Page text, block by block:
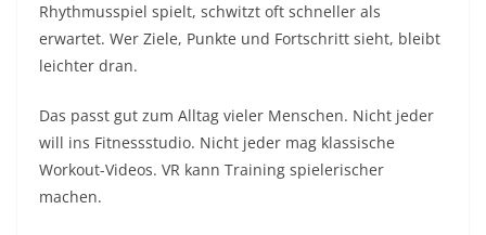
Rhythmusspiel spielt, schwitzt oft schneller als
erwartet. Wer Ziele, Punkte und Fortschritt sieht, bleibt
leichter dran.
Das passt gut zum Alltag vieler Menschen. Nicht jeder
will ins Fitnessstudio. Nicht jeder mag klassische
Workout-Videos. VR kann Training spielerischer
machen.